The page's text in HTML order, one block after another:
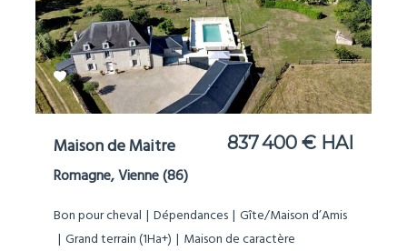
Maison de Maitre 837 400 € HAI
Romagne, Vienne (86)
Bon pour cheval Dépendances Gîte/Maison d’Amis
Grand terrain (1Ha+)
Maison de caractère